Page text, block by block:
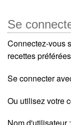
Se
Connectez-vous
recettes
Se connecter
Ou utilisez votre
Nom d'utilisateur :